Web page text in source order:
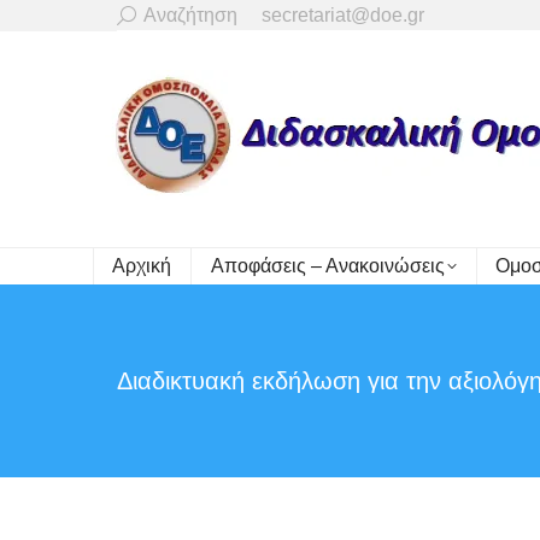
Search:
Αναζήτηση secretariat@doe.gr
Αρχική Αποφάσεις – Ανακοινώσεις
Διαδικτυακή εκδήλωση για την